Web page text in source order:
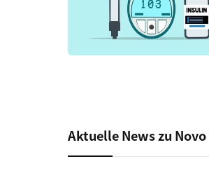
Aktuelle News zu